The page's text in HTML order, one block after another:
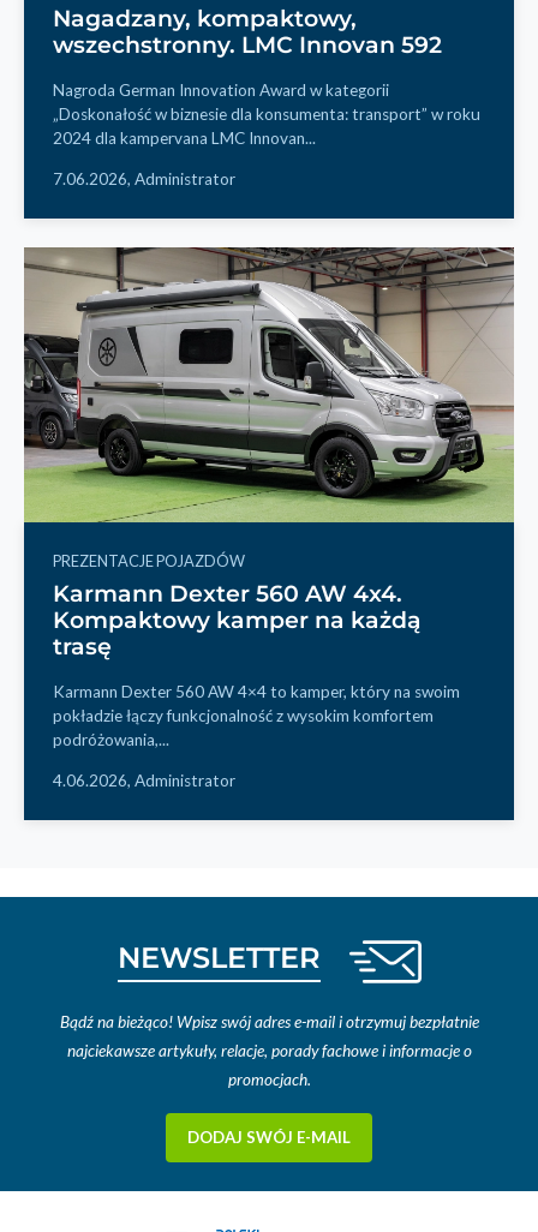
Nagadzany, kompaktowy,
wszechstronny. LMC Innovan 592
Nagroda German Innovation Award w kategorii
„Doskonałość w biznesie dla konsumenta: transport” w roku
2024 dla kampervana LMC Innovan...
7.06.2026, Administrator
PREZENTACJE POJAZDÓW
Karmann Dexter 560 AW 4x4.
Kompaktowy kamper na każdą
trasę
Karmann Dexter 560 AW 4×4 to kamper, który na swoim
pokładzie łączy funkcjonalność z wysokim komfortem
podróżowania,...
4.06.2026, Administrator
NEWSLETTER
Bądź na bieżąco! Wpisz swój adres e-mail i otrzymuj bezpłatnie
najciekawsze artykuły, relacje, porady fachowe i informacje o
promocjach.
DODAJ SWÓJ E-MAIL